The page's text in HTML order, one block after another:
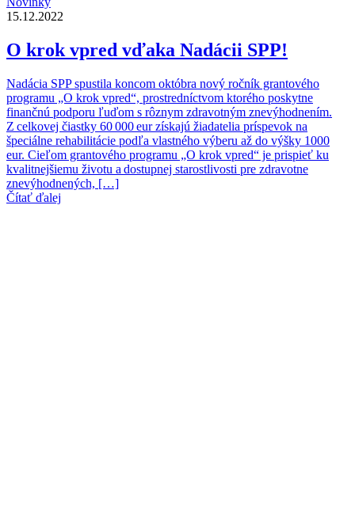
15.12.2022
O krok vpred vďaka Nadácii SPP!
Nadácia SPP spustila koncom októbra nový ročník grantového
programu „O krok vpred“, prostredníctvom ktorého poskytne
finančnú podporu ľuďom s rôznym zdravotným znevýhodnením.
Z celkovej čiastky 60 000 eur získajú žiadatelia príspevok na
špeciálne rehabilitácie podľa vlastného výberu až do výšky 1000
eur. Cieľom grantového programu „O krok vpred“ je prispieť ku
kvalitnejšiemu životu a dostupnej starostlivosti pre zdravotne
znevýhodnených, […]
Čítať ďalej